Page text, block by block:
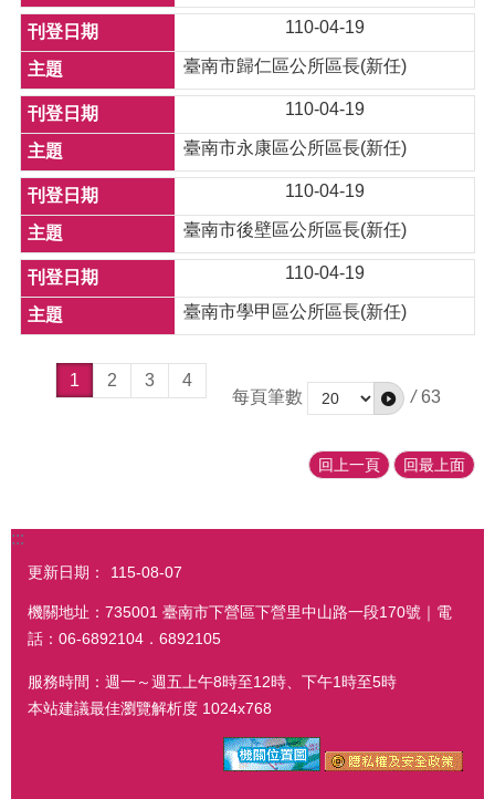
110-04-19
臺南市歸仁區公所區長(新任)
110-04-19
臺南市永康區公所區長(新任)
110-04-19
臺南市後壁區公所區長(新任)
110-04-19
臺南市學甲區公所區長(新任)
1 2 3
4
每頁筆數
/ 63
回上一頁 回最上面
:::
更新日期： 115-08-07
機關地址：735001 臺南市下營區下營里中山路一段170號｜電
話：06-6892104．6892105
服務時間：週一～週五上午8時至12時、下午1時至5時
本站建議最佳瀏覽解析度 1024x768